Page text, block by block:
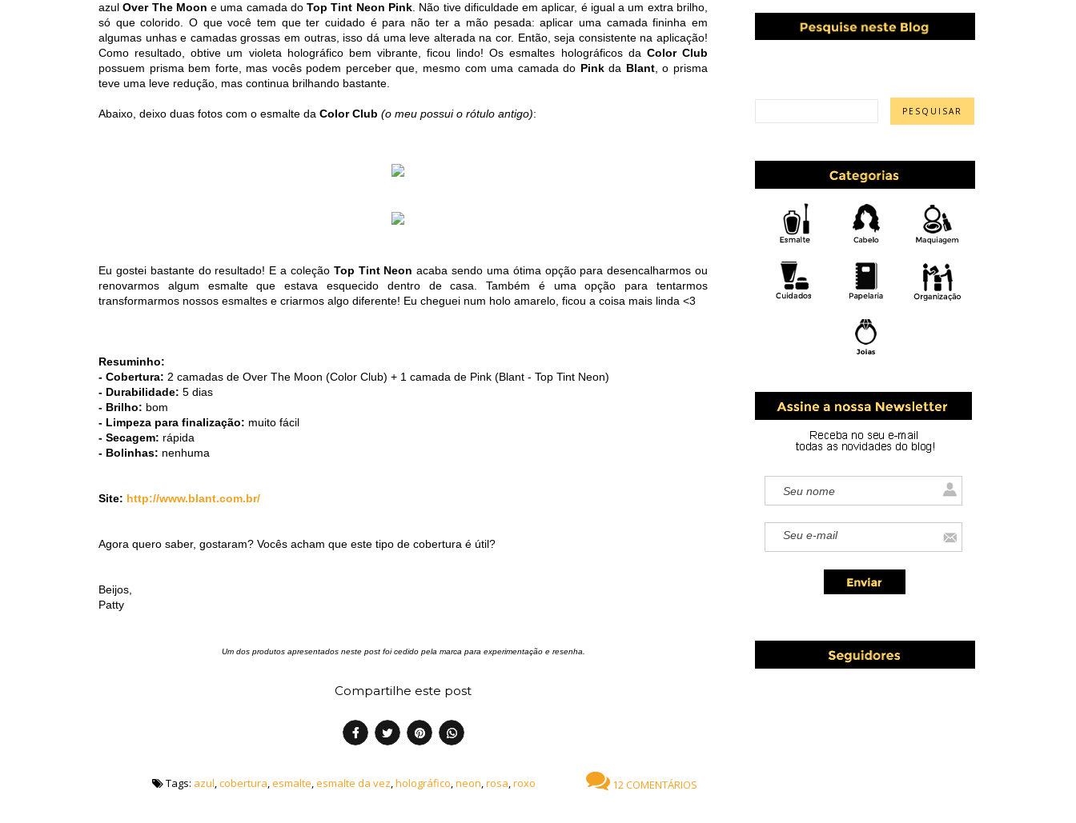
azulOver The Moon e uma camada doTop Tint Neon Pink . Não tive dificuldade em aplicar, é igual a um extra brilho,
só que colorido. O que você tem que ter cuidado é para não ter a mão pesada: aplicar uma camada fininha em
algumas unhas e camadas grossas em outras, isso dá uma leve alterada na cor. Então, seja consistente na aplicação!
Como resultado, obtive um violeta holográfico bem vibrante, ficou lindo! Os esmaltes holográficos da Color Club
possuem prisma bem forte, mas vocês podem perceber que, mesmo com uma camada do Pinkda Blant, o prisma
teve uma leve redução, mas continua brilhando bastante.
Abaixo, deixo duas fotos com o esmalte da Color Club (o meu possui o rótulo antigo):
Eu gostei bastante do resultado! E a coleção Top Tint Neon acaba sendo uma ótima opção para desencalharmos ou
renovarmos algum esmalte que estava esquecido dentro de casa. Também é uma opção para tentarmos
transformarmos nossos esmaltes e criarmos algo diferente! Eu cheguei num holo amarelo, ficou a coisa mais linda <3
Resuminho:
- Cobertura: 2 camadas de Over The Moon (Color Club) + 1 camada de Pink (Blant - Top Tint Neon)
- Durabilidade: 5 dias
- Brilho: bom
- Limpeza para finalização: muito fácil
- Secagem: rápida
- Bolinhas: nenhuma
Site: http://www.blant.com.br/
Agora quero saber, gostaram? Vocês acham que este tipo de cobertura é útil?
Beijos,
Patty
Um dos produtos apresentados neste post foi cedido pela marca para experimentação e resenha.
Compartilhe este post
12 COMENTÁRIOS
Tags: azul,cobertura,esmalte,esmalte da vez,holográfico,neon,rosa,roxo